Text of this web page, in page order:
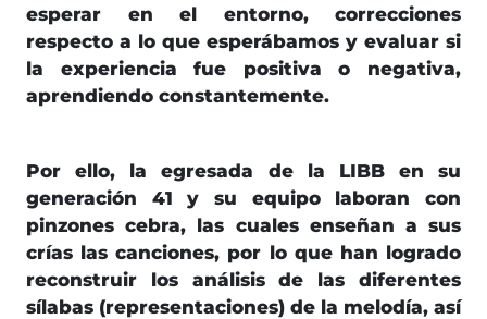
esperar en el entorno, correcciones
respecto a lo que esperábamos y evaluar si
la experiencia fue positiva o negativa,
aprendiendo constantemente.
Por ello, la egresada de la LIBB en su
generación 41 y su equipo laboran con
pinzones cebra, las cuales enseñan a sus
crías las canciones, por lo que han logrado
reconstruir los análisis de las diferentes
sílabas (representaciones) de la melodía, así